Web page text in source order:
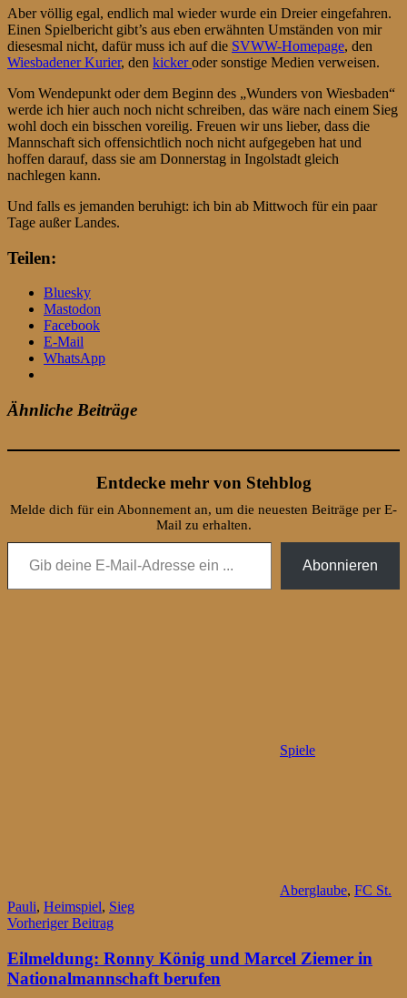
Aber völlig egal, endlich mal wieder wurde ein Dreier eingefahren.
Einen Spielbericht gibt’s aus eben erwähnten Umständen von mir
diesesmal nicht, dafür muss ich auf die SVWW-Homepage, den
Wiesbadener Kurier, den kickeroder sonstige Medien verweisen.
Vom Wendepunkt oder dem Beginn des „Wunders von Wiesbaden“
werde ich hier auch noch nicht schreiben, das wäre nach einem Sieg
wohl doch ein bisschen voreilig. Freuen wir uns lieber, dass die
Mannschaft sich offensichtlich noch nicht aufgegeben hat und
hoffen darauf, dass sie am Donnerstag in Ingolstadt gleich
nachlegen kann.
Und falls es jemanden beruhigt: ich bin ab Mittwoch für ein paar
Tage außer Landes.
Teilen:
Bluesky
Mastodon
Facebook
E-Mail
WhatsApp
Ähnliche Beiträge
Entdecke mehr von Stehblog
Melde dich für ein Abonnement an, um die neuesten Beiträge per E-
Mail zu erhalten.
Gib deine E-Mail-Adresse ein ...
Abonnieren
Spiele
Aberglaube, FC St.
Pauli, Heimspiel, Sieg
Beitragsnavigation
Vorheriger Beitrag
Eilmeldung: Ronny König und Marcel Ziemer in
Nationalmannschaft berufen